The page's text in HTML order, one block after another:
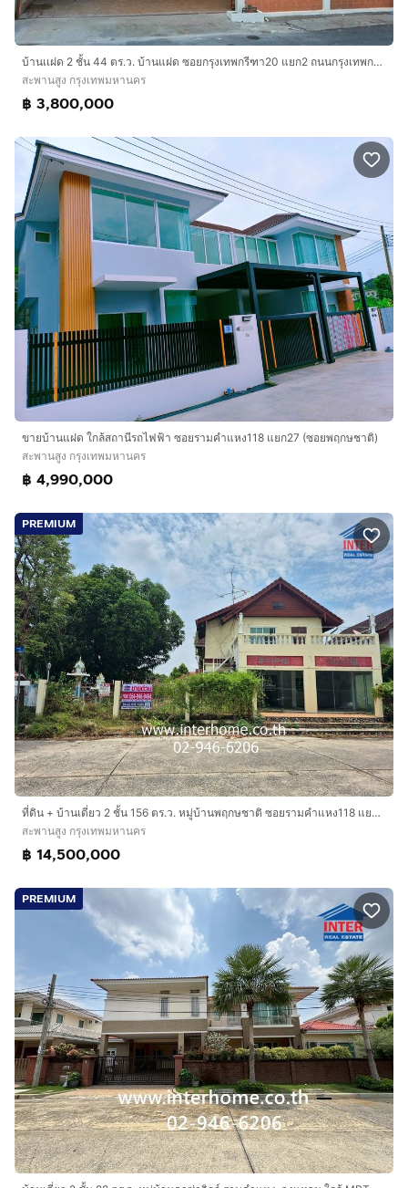
บ้านเเฝด 2 ชั้น 44 ตร.ว. บ้านแฝด ซอยกรุงเทพกรีฑา20 แยก2 ถนนกรุงเทพกรีฑา ถนนศรีนครินทร์ เขตสะพานสูง กรุงเทพมหานคร
สะพานสูง กรุงเทพมหานคร
฿ 3,800,000
ขายบ้านแฝด ใกล้สถานีรถไฟฟ้า ซอยรามคำแหง118 แยก27 (ซอยพฤกษชาติ)
สะพานสูง กรุงเทพมหานคร
฿ 4,990,000
PREMIUM
ที่ดิน + บ้านเดี่ยว 2 ชั้น 156 ตร.ว. หมู่บ้านพฤกษชาติ ซอยรามคำแหง118 แยก13 ถนนรามคำแหง ถนนกาญจนาภิเษก เขตสะพานสูง กรุงเทพมหานคร
สะพานสูง กรุงเทพมหานคร
฿ 14,500,000
PREMIUM